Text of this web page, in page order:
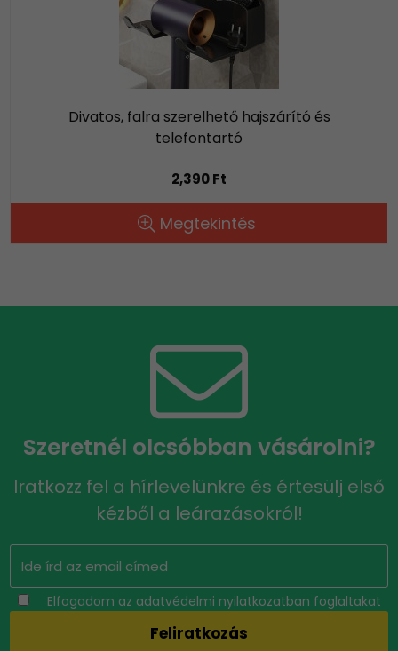
Divatos, falra szerelhető hajszárító és
telefontartó
2,390 Ft
Megtekintés
Szeretnél olcsóbban vásárolni?
Iratkozz fel a hírlevelünkre és értesülj első
kézből a leárazásokról!
Elfogadom az adatvédelmi nyilatkozatban foglaltakat